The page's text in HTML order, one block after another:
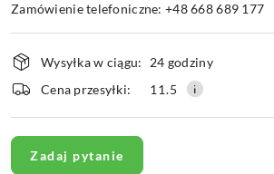
Zamówienie telefoniczne: +48 668 689 177
Dostępność
i
dostawa
Wysyłka w ciągu:
24 godziny
Cena przesyłki:
11.5
Zadaj pytanie